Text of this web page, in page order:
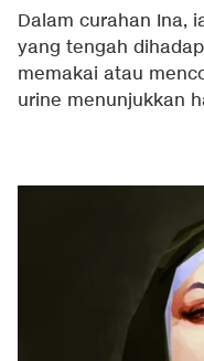
Dalam curahan Ina,
yang tengah
memakai atau
urine menunjukkan